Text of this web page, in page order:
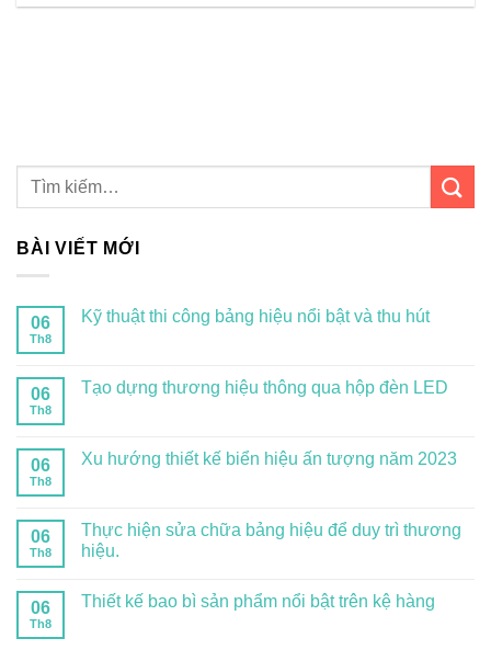
BÀI VIẾT MỚI
06
Th8
Kỹ thuật thi công bảng hiệu nổi bật và thu hút
06
Th8
Tạo dựng thương hiệu thông qua hộp đèn LED
06
Th8
Xu hướng thiết kế biển hiệu ấn tượng năm 2023
06
Th8
Thực hiện sửa chữa bảng hiệu để duy trì thương
hiệu.
06
Th8
Thiết kế bao bì sản phẩm nổi bật trên kệ hàng